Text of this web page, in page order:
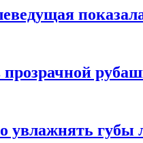
увлажнять губы